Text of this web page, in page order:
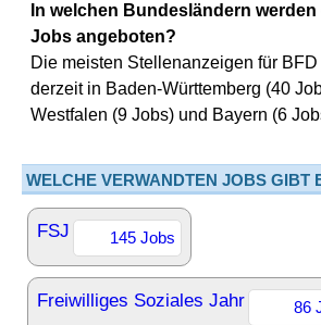
In welchen Bundesländern
Jobs angeboten?
Die meisten Stellenanzeigen für
derzeit in Baden-Württemberg (40
Westfalen (9 Jobs) und Bayern (6
WELCHE VERWANDTEN JOBS GIBT
FSJ 145 Jobs
Freiwilliges Soziales Jahr 86